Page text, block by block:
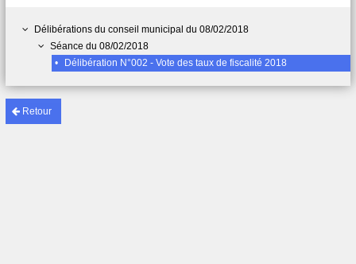
Retour
Délibérations du conseil municipal du 08/02/2018
Séance du 08/02/2018
•
Délibération N°002 - Vote des taux de fiscalité 2018